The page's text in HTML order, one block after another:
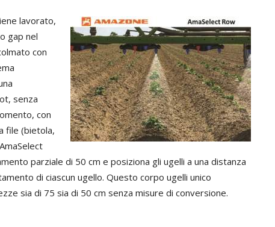
lavorato,
gap nel
con
senza
con
file (bietola,
parziale di 50 cm e posiziona gli ugelli a una distanza
di ciascun ugello. Questo corpo ugelli unico
sia di 75 sia di 50 cm senza misure di conversione.